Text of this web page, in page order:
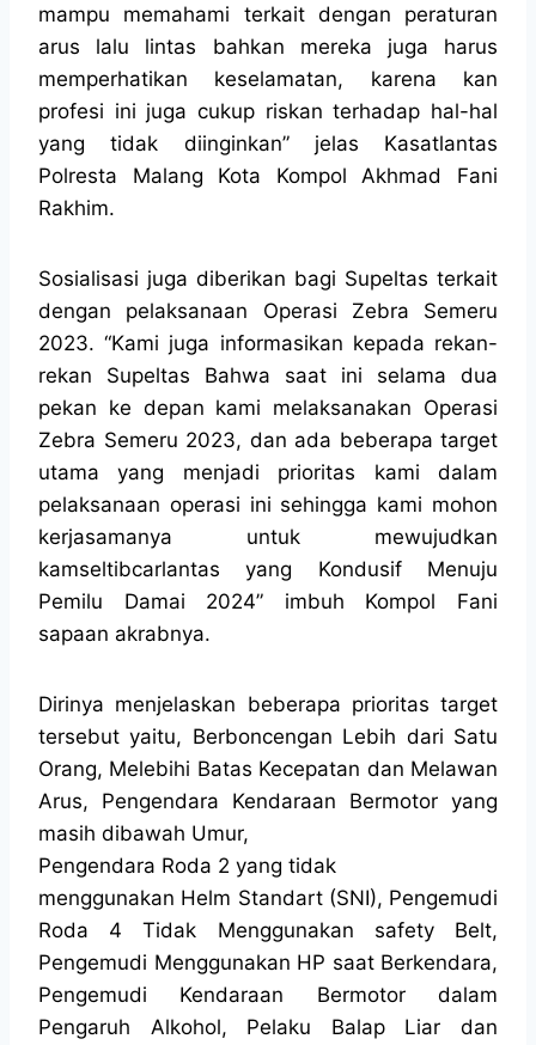
mampu memahami terkait dengan peraturan
arus lalu lintas bahkan mereka juga harus
memperhatikan keselamatan, karena kan
profesi ini juga cukup riskan terhadap hal-hal
yang tidak diinginkan” jelas Kasatlantas
Polresta Malang Kota Kompol Akhmad Fani
Rakhim.
Sosialisasi juga diberikan bagi Supeltas terkait
dengan pelaksanaan Operasi Zebra Semeru
2023. “Kami juga informasikan kepada rekan-
rekan Supeltas Bahwa saat ini selama dua
pekan ke depan kami melaksanakan Operasi
Zebra Semeru 2023, dan ada beberapa target
utama yang menjadi prioritas kami dalam
pelaksanaan operasi ini sehingga kami mohon
kerjasamanya untuk mewujudkan
kamseltibcarlantas yang Kondusif Menuju
Pemilu Damai 2024” imbuh Kompol Fani
sapaan akrabnya.
Dirinya menjelaskan beberapa prioritas target
tersebut yaitu, Berboncengan Lebih dari Satu
Orang, Melebihi Batas Kecepatan dan Melawan
Arus, Pengendara Kendaraan Bermotor yang
masih dibawah Umur,
Pengendara Roda 2 yang tidak
menggunakan Helm Standart (SNI), Pengemudi
Roda 4 Tidak Menggunakan safety Belt,
Pengemudi Menggunakan HP saat Berkendara,
Pengemudi Kendaraan Bermotor dalam
Pengaruh Alkohol, Pelaku Balap Liar dan